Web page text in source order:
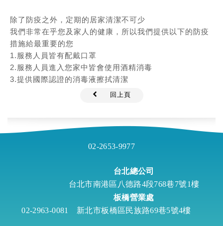
除了防疫之外，定期的居家清潔不可少
我們非常在乎您及家人的健康，所以我們提供以下的防疫
措施給最重要的您
1.服務人員皆有配戴口罩
2.服務人員進入您家中皆會使用酒精消毒
3.提供國際認證的消毒液擦拭清潔
回上頁
02-2653-9977
02-2963-0081
台北總公司
台北市南港區八德路4段768巷7號1樓
板橋營業處
新北市板橋區民族路69巷5號4樓